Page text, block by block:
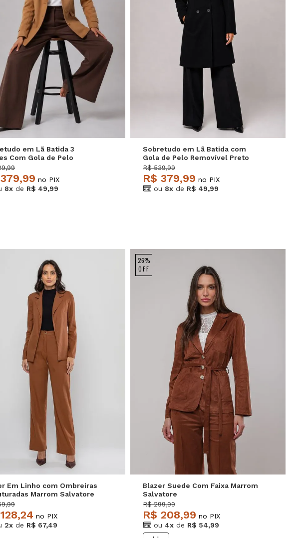
M G
em Lã Batida 3
Com Gola de Pelo
Salvatore
no PIX
8x de R$ 49,99
GG
Sobretudo em Lã Batida com
Gola de Pelo Removível Preto
Salvatore
R$ 539,99
R$ 379,99 no PIX
ou 8x de R$ 49,99
M G
Em Linho com Ombreiras
Marrom Salvatore
no PIX
2x de R$ 67,49
26%
OFF
P M
Blazer Suede Com Faixa Marrom
Salvatore
R$ 299,99
R$ 208,99 no PIX
ou 4x de R$ 54,99